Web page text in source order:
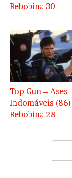
Rebobina 30
Top Gun – Ases
Indomáveis (86) |
Rebobina 28